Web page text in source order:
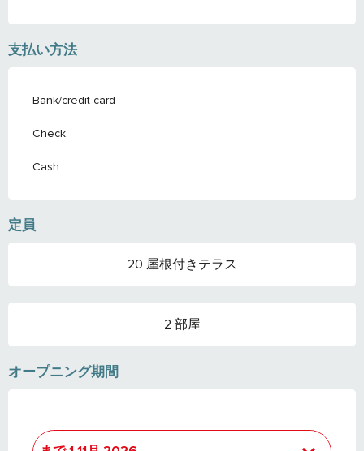
支払い方法
Bank/credit card
Check
Cash
定員
20 屋根付きテラス
2 部屋
オープニング期間